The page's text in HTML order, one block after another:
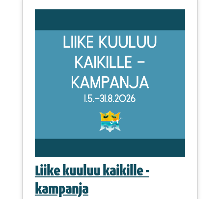
Liike kuuluu kaikille -
kampanja